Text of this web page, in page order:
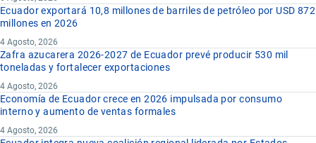
Ecuador exportará 10,8 millones de barriles de petróleo por USD 872
millones en 2026
4 Agosto, 2026
Zafra azucarera 2026-2027 de Ecuador prevé producir 530 mil
toneladas y fortalecer exportaciones
4 Agosto, 2026
Economía de Ecuador crece en 2026 impulsada por consumo
interno y aumento de ventas formales
4 Agosto, 2026